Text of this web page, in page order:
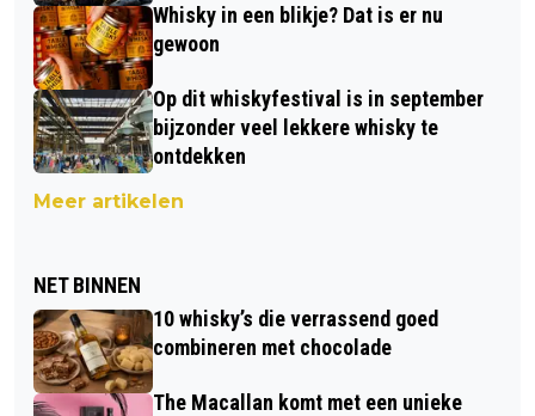
Whisky in een blikje? Dat is er nu
gewoon
Op dit whiskyfestival is in september
bijzonder veel lekkere whisky te
ontdekken
Meer artikelen
NET BINNEN
10 whisky’s die verrassend goed
combineren met chocolade
The Macallan komt met een unieke